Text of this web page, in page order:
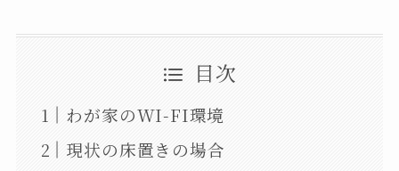
目次
わが家のWI-FI環境
現状の床置きの場合